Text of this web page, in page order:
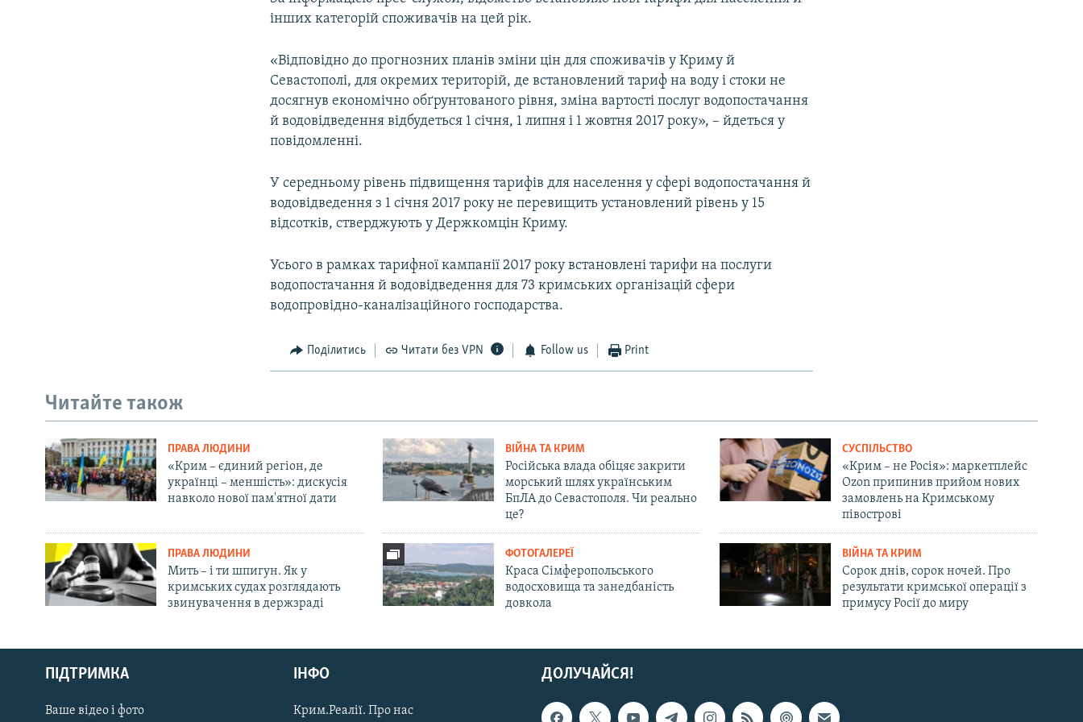
Русский
Qırımtatar
ДОЛУЧАЙСЯ!
інших категорій споживачів на цей рік.
«Відповідно до прогнозних планів зміни цін для споживачів у Криму й
Севастополі, для окремих територій, де встановлений тариф на воду і стоки не
досягнув економічно обґрунтованого рівня, зміна вартості послуг водопостачання
й водовідведення відбудеться 1 січня, 1 липня і 1 жовтня 2017 року», – йдеться у
повідомленні.
У середньому рівень підвищення тарифів для населення у сфері водопостачання й
водовідведення з 1 січня 2017 року не перевищить установлений рівень у 15
відсотків, стверджують у Держкомцін Криму.
Усього в рамках тарифної кампанії 2017 року встановлені тарифи на послуги
водопостачання й водовідведення для 73 кримських організацій сфери
водопровідно-каналізаційного господарства.
Поділитись Читати без VPN Follow us Print
Читайте також
ПРАВА ЛЮДИНИ
«Крим – єдиний регіон, де
українці – меншість»: дискусія
навколо нової пам'ятної дати
ВІЙНА ТА КРИМ
Російська влада обіцяє закрити
морський шлях українським
БпЛА до Севастополя. Чи реально
це?
СУСПІЛЬСТВО
«Крим – не Росія»: маркетплейс
Ozon припинив прийом нових
замовлень на Кримському
півострові
ПРАВА ЛЮДИНИ
Мить – і ти шпигун. Як у
кримських судах розглядають
звинувачення в держзраді
ФОТОГАЛЕРЕЇ
Краса Сімферопольського
водосховища та занедбаність
довкола
ВІЙНА ТА КРИМ
Сорок днів, сорок ночей. Про
результати кримської операції з
примусу Росії до миру
ДОЛУЧАЙСЯ!
ПІДТРИМКА
Ваше відео і фото
ІНФО
Крим.Реалії. Про нас